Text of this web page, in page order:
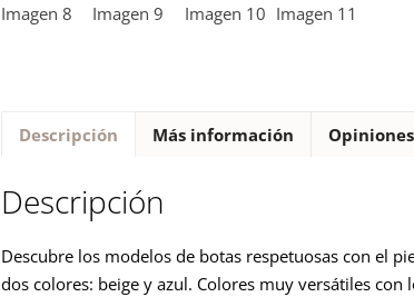
Descripción Más información Opiniones
Descripción
Descubre los modelos de botas respetuosas con el
dos colores: beige y azul. Colores muy versátiles